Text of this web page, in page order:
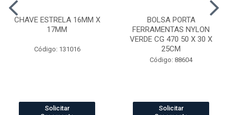
CHAVE ESTRELA 16MM X
17MM
Código: 131016
Solicitar
BOLSA PORTA
FERRAMENTAS NYLON
VERDE CG 470 50 X 30 X
25CM
Código: 88604
Solicitar